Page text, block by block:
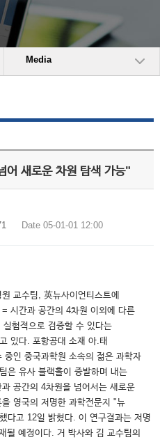
Media
어 새로운 차원 탐색 가능"
Date 05-01-01 12:00
교수팀, 英뉴사이언티스트에
시간과 공간의 4차원 이외에 다른
험적으로 검증할 수 있다는
있다. 포항공대 소재 아.태
중인 중국과학원 소속의 젊은 과학자
은 유사 블랙홀이 증발하며 내는
공간의 4차원을 넘어서는 새로운
영국의 저명한 과학전문지 "뉴
다고 12일 밝혔다. 이 연구결과는 저명
될 예정이다. 거 박사와 김 교수팀의